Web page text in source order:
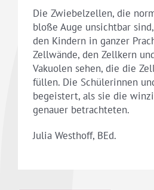
Die Zwiebelzellen, die
bloße Auge unsichtbar
den Kindern in ganzer
Zellwände, den Zellkern
Vakuolen sehen, die die
füllen. Die Schülerinnen
begeistert, als sie die
genauer betrachteten.
Julia Westhoff, BEd.